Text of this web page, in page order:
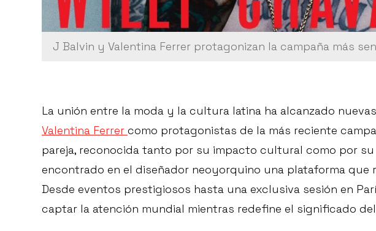
J Balvin y Valentina Ferrer protagonizan la campaña más
La unión entre la moda y la cultura latina ha alcanzado
Valentina Ferrer como protagonistas de la más reciente
pareja, reconocida tanto por su impacto cultural como por
encontrado en el diseñador neoyorquino una plataforma que
Desde eventos prestigiosos hasta una exclusiva sesión en
captar la atención mundial mientras redefine el significado